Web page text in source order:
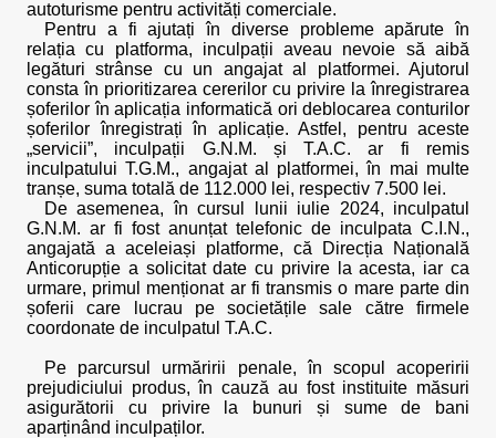
autoturisme pentru activități comerciale.
Pentru a fi ajutați în diverse probleme apărute în
relația cu platforma, inculpații aveau nevoie să aibă
legături strânse cu un angajat al platformei. Ajutorul
consta în prioritizarea cererilor cu privire la înregistrarea
șoferilor în aplicația informatică ori deblocarea conturilor
șoferilor înregistrați în aplicație. Astfel, pentru aceste
„servicii”, inculpații G.N.M. și T.A.C. ar fi remis
inculpatului T.G.M., angajat al platformei, în mai multe
tranșe, suma totală de 112.000 lei, respectiv 7.500 lei.
De asemenea, în cursul lunii iulie 2024, inculpatul
G.N.M. ar fi fost anunțat telefonic de inculpata C.I.N.,
angajată a aceleiași platforme, că Direcția Națională
Anticorupție a solicitat date cu privire la acesta, iar ca
urmare, primul menționat ar fi transmis o mare parte din
șoferii care lucrau pe societățile sale către firmele
coordonate de inculpatul T.A.C.
Pe parcursul urmăririi penale, în scopul acoperirii
prejudiciului produs, în cauză au fost instituite măsuri
asigurătorii cu privire la bunuri și sume de bani
aparținând inculpaților.